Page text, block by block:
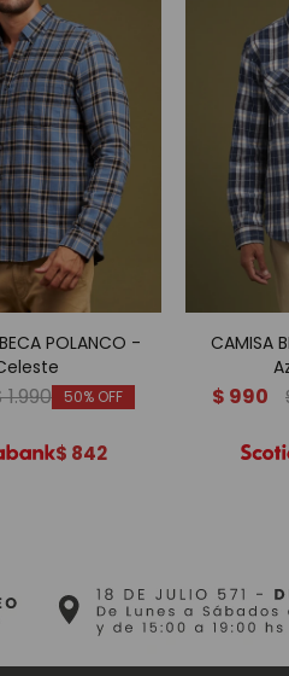
POLANCO -
1.990 50
$ 842
CAMISA
$ 990